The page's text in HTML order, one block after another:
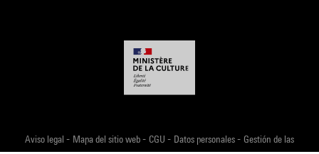
Aviso legal - Mapa del sitio web- CGU - Datos personales- Gestión de las